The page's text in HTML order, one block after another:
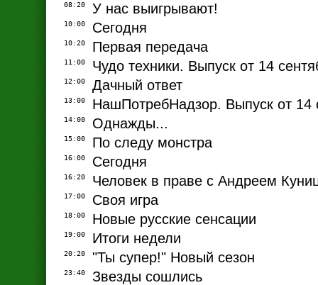
08:20 У нас выигрывают!
10:00 Сегодня
10:20 Первая передача
11:00 Чудо техники. Выпуск от 14
12:00 Дачный ответ
13:00 НашПотребНадзор. Выпуск от 14
14:00 Однажды...
15:00 По следу монстра
16:00 Сегодня
16:20 Человек в праве с Андреем
17:00 Своя игра
18:00 Новые русские сенсации
19:00 Итоги недели
20:20 "Ты супер!" Новый сезон
23:40
Звезды сошлись